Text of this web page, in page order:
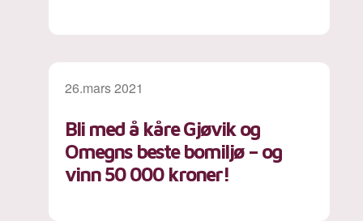
26.mars 2021
Bli med å kåre Gjøvik og
Omegns beste bomiljø – og
vinn 50 000 kroner!